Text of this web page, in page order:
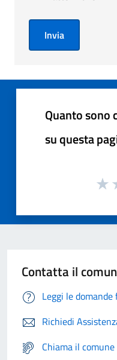
Invia
Quanto sono
su questa
Contatta il
Leggi le
Richiedi
Chiama il